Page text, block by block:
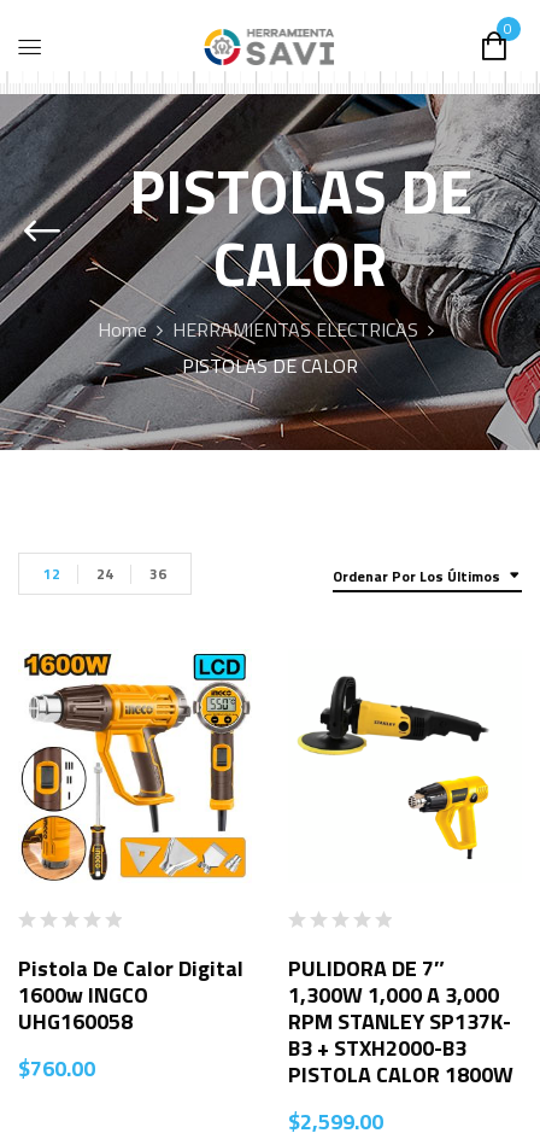
0
PISTOLAS DE
CALOR
Home
HERRAMIENTAS ELECTRICAS
PISTOLAS DE CALOR
Ordenar Por Los Últimos
12 24 36
Pistola De Calor Digital
1600w INGCO
UHG160058
$760.00
PULIDORA DE 7″
1,300W 1,000 A 3,000
RPM STANLEY SP137K-
B3 + STXH2000-B3
PISTOLA CALOR 1800W
$2,599.00